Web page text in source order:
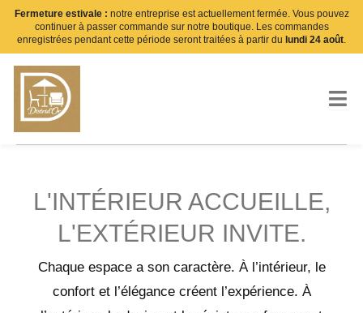
Fermeture estivale : notre entreprise est actuellement fermée. Vous pouvez
continuer à passer commande sur notre boutique. Les commandes
enregistrées pendant cette période seront traitées à partir du lundi 24 août.
Aller
L'INTÉRIEUR ACCUEILLE,
L'EXTÉRIEUR INVITE.
Chaque espace a son caractère. À l’intérieur, le
confort et l’élégance créent l’expérience. À